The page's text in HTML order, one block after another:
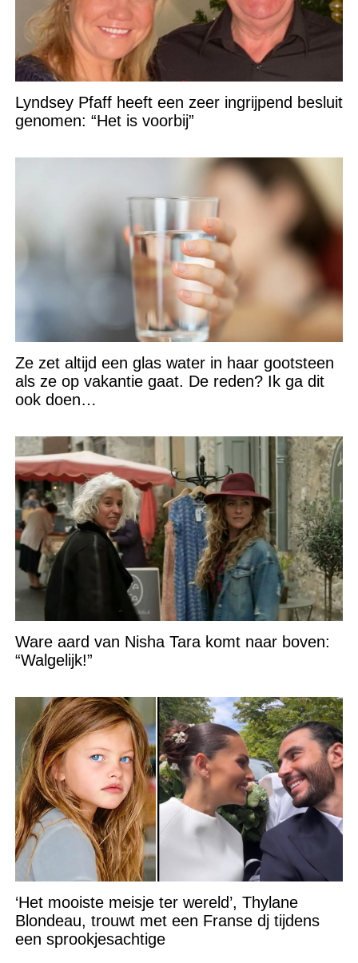
Lyndsey Pfaff heeft een zeer ingrijpend besluit
genomen: “Het is voorbij”
Ze zet altijd een glas water in haar gootsteen
als ze op vakantie gaat. De reden? Ik ga dit
ook doen…
Ware aard van Nisha Tara komt naar boven:
“Walgelijk!”
‘Het mooiste meisje ter wereld’, Thylane
Blondeau, trouwt met een Franse dj tijdens
een sprookjesachtige